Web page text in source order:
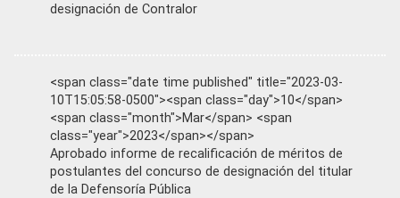
designación de Contralor
<span class="date time published" title="2023-03-
10T15:05:58-0500"><span class="day">10</span>
<span class="month">Mar</span> <span
class="year">2023</span></span>
Aprobado informe de recalificación de méritos de
postulantes del concurso de designación del titular
de la Defensoría Pública